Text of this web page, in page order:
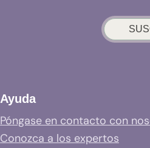
Ayuda
Póngase en contacto con
Conozca a los expertos